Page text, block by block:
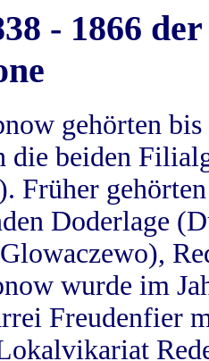
- 1866
gehörten
die beiden
Früher
Doderlage
wurde im
Freudenfier